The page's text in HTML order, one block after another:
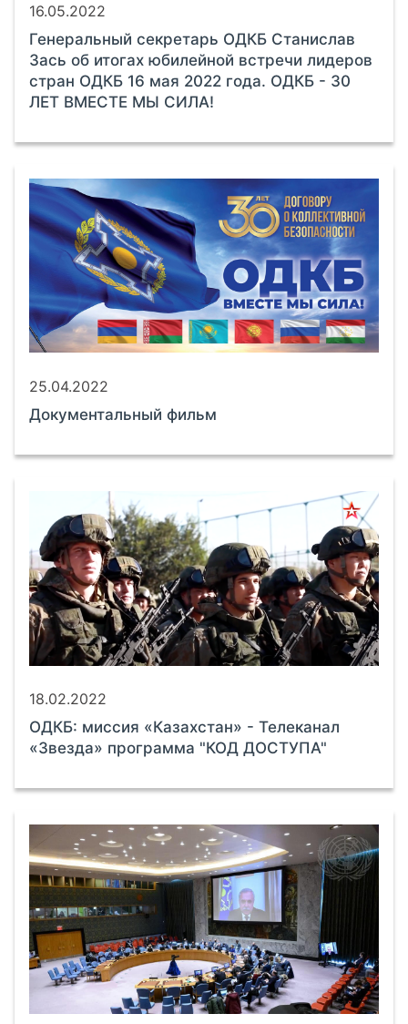
16.05.2022
Генеральный секретарь ОДКБ Станислав
Зась об итогах юбилейной встречи лидеров
стран ОДКБ 16 мая 2022 года. ОДКБ - 30
ЛЕТ ВМЕСТЕ МЫ СИЛА!
25.04.2022
Документальный фильм
18.02.2022
ОДКБ: миссия «Казахстан» - Телеканал
«Звезда» программа "КОД ДОСТУПА"